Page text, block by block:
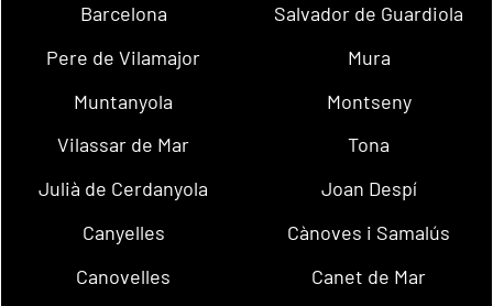
Barcelona
Salvador de Guardiola
Pere de Vilamajor
Mura
Muntanyola
Montseny
Vilassar de Mar
Tona
Julià de Cerdanyola
Joan Despí
Canyelles
Cànoves i Samalús
Canovelles
Canet de Mar